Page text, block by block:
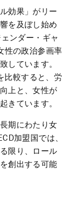
効果」がリー
を及ぼし始め
ンダー・ギャ
性の政治参画率
しています。
比較すると、労
上と、女性が
きています。
期にわたり女
加盟国では、
限り、ロール
創出する可能